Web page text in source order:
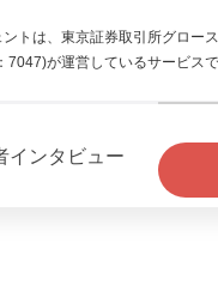
トは、東京証券取引所グロー
が運営しているサービスで
インタビュー